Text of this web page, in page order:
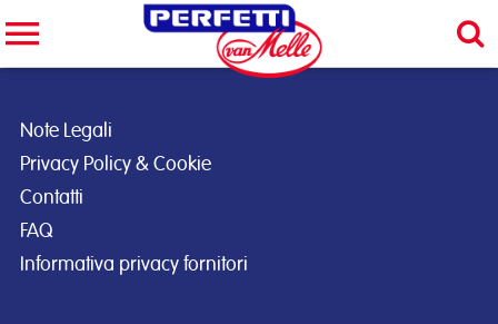
Note Legali
Privacy Policy & Cookie
Contatti
FAQ
Informativa privacy fornitori